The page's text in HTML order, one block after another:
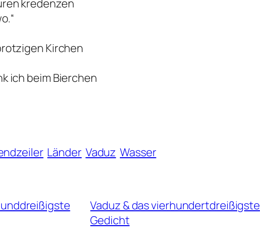
kredenzen
Kirchen
ich beim Bierchen
Länder Vaduz Wasser
Vaduz & das vierhundertdreißigste
Gedicht